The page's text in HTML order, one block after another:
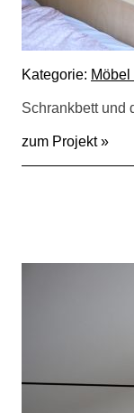
Kategorie:
Schrankbett und
zum Projekt »